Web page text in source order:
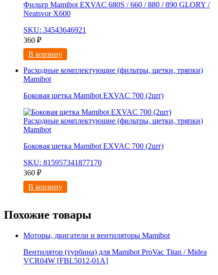
Фильтр Mamibot EXVAC 680S / 660 / 880 / 890 GLORY /
Neatsvor X600
SKU: 34543646921
360 ₽
В корзину
Расходные комплектующие (фильтры, щетки, тряпки)
Mamibot
Боковая щетка Mamibot EXVAC 700 (2шт)
Расходные комплектующие (фильтры, щетки, тряпки)
Mamibot
Боковая щетка Mamibot EXVAC 700 (2шт)
SKU: 815957341877170
360 ₽
В корзину
Похожие товары
Моторы, двигатели и вентиляторы Mamibot
Вентилятор (турбина) для Mamibot ProVac Titan / Midea
VCR04W [FBL5012-01A]